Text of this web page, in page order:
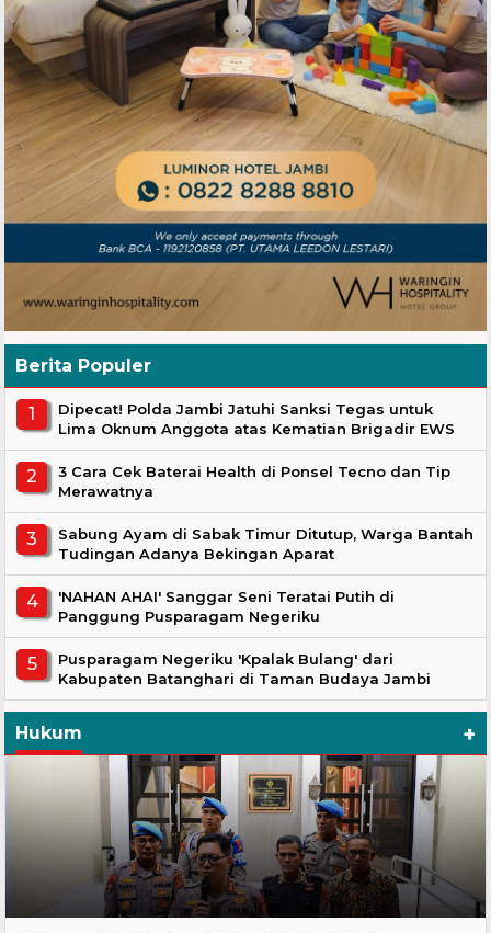
Berita Populer
Dipecat! Polda Jambi Jatuhi Sanksi Tegas untuk
Lima Oknum Anggota atas Kematian Brigadir EWS
3 Cara Cek Baterai Health di Ponsel Tecno dan Tip
Merawatnya
Sabung Ayam di Sabak Timur Ditutup, Warga Bantah
Tudingan Adanya Bekingan Aparat
'NAHAN AHAI' Sanggar Seni Teratai Putih di
Panggung Pusparagam Negeriku
Pusparagam Negeriku 'Kpalak Bulang' dari
Kabupaten Batanghari di Taman Budaya Jambi
Hukum +